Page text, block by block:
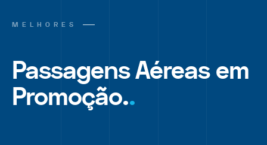
MELHORES
Passagens Aéreas em
Promoção..